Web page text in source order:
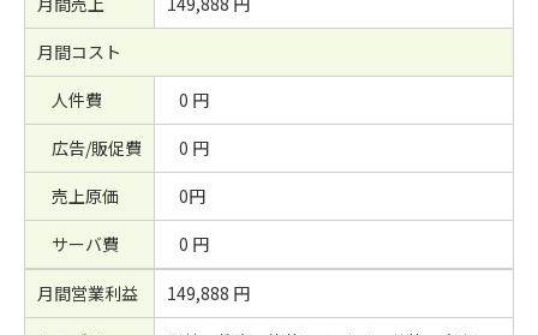
月間コスト
人件費
0 円
広告/販促費
0 円
売上原価
0円
サーバ費
0 円
月間営業利益
149,888 円